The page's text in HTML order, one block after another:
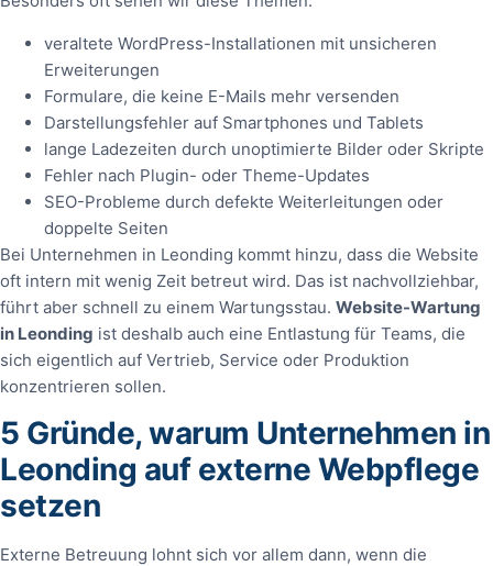
veraltete WordPress-Installationen mit unsicheren
Erweiterungen
Formulare, die keine E-Mails mehr versenden
Darstellungsfehler auf Smartphones und Tablets
lange Ladezeiten durch unoptimierte Bilder oder Skripte
Fehler nach Plugin- oder Theme-Updates
SEO-Probleme durch defekte Weiterleitungen oder
doppelte Seiten
Bei Unternehmen in Leonding kommt hinzu, dass die Website
oft intern mit wenig Zeit betreut wird. Das ist nachvollziehbar,
führt aber schnell zu einem Wartungsstau. Website-Wartung
in Leonding ist deshalb auch eine Entlastung für Teams, die
sich eigentlich auf Vertrieb, Service oder Produktion
konzentrieren sollen.
5 Gründe, warum Unternehmen in
Leonding auf externe Webpflege
setzen
Externe Betreuung lohnt sich vor allem dann, wenn die